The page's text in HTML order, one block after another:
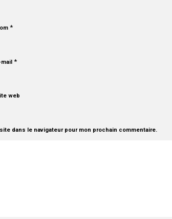
*
mail*
web
dans le navigateur pour mon prochain commentaire.